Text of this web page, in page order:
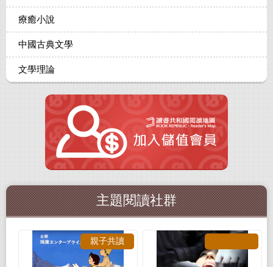
療癒小說
中國古典文學
文學理論
主題閱讀社群
親子共讀